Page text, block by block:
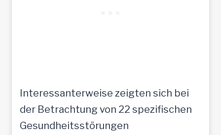
Interessanterweise zeigten sich bei
der Betrachtung von 22 spezifischen
Gesundheitsstörungen